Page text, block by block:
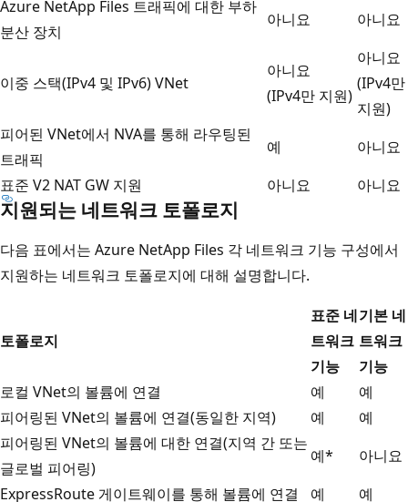
Azure NetApp Files 트래픽에 대한 부하
분산 장치
아니요 아니요
이중 스택(IPv4 및 IPv6) VNet
아니요
(IPv4만 지원)
아니요
(IPv4만
지원)
피어된 VNet에서 NVA를 통해 라우팅된
트래픽
예
아니요
표준 V2 NAT GW 지원
아니요 아니요
지원되는 네트워크 토폴로지
다음 표에서는 Azure NetApp Files 각 네트워크 기능 구성에서
지원하는 네트워크 토폴로지에 대해 설명합니다.
토폴로지
표준 네
트워크
기능
기본 네
트워크
기능
로컬 VNet의 볼륨에 연결
예
예
피어링된 VNet의 볼륨에 연결(동일한 지역)
예
예
피어링된 VNet의 볼륨에 대한 연결(지역 간 또는
글로벌 피어링)
예*
아니요
ExpressRoute 게이트웨이를 통해 볼륨에 연결
예 예